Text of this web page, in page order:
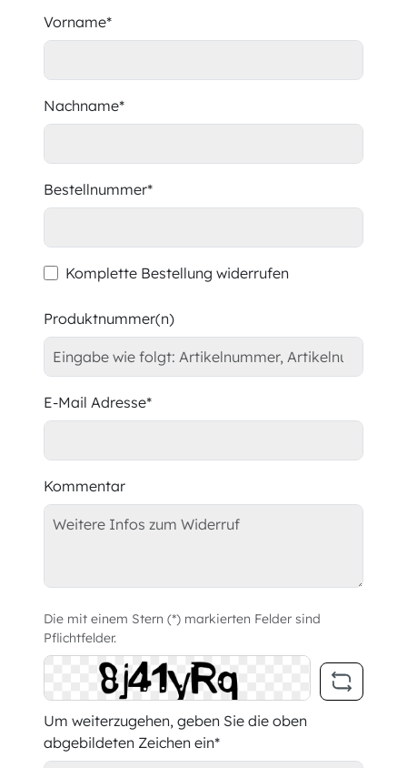
Vorname*
Nachname*
Bestellnummer*
Komplette Bestellung widerrufen
Produktnummer(n)
E-Mail Adresse*
Kommentar
Die mit einem Stern (*) markierten Felder sind
Pflichtfelder.
Um weiterzugehen, geben Sie die oben
abgebildeten Zeichen ein*